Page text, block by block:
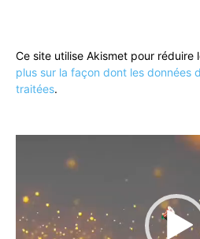
Ce site utilise Akismet pour réduire
plus sur la façon dont les données
traitées.